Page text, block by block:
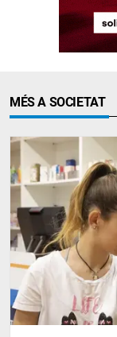
MÉS A SOCIETAT